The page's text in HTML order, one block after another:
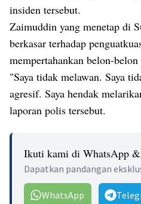
insiden tersebut.
Zaimuddin yang menetap di
berkasar terhadap
mempertahankan belon-
"Saya tidak melawan. Saya
agresif. Saya hendak
laporan polis tersebut.
Ikuti kami di WhatsApp &
Dapatkan pandangan
WhatsApp